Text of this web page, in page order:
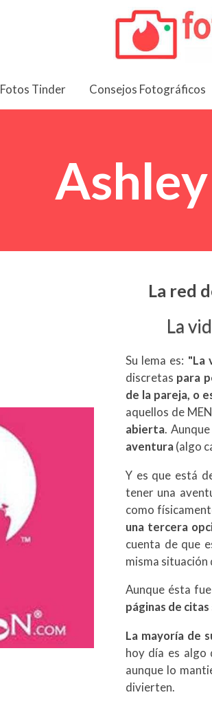
Fotos Tinder Consejos Fotográficos
La red
La
Su lema es: "La
discretas para
de la pareja, o
aquellos de
abierta.
aventura(algo
Y es que está
tener una
como
una tercera
cuenta de que
misma situación
Aunque ésta
páginas de
La mayoría de
hoy día es algo
aunque lo
divierten.